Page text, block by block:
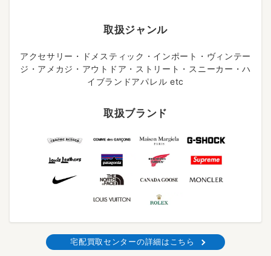
取扱ジャンル
アクセサリー・ドメスティック・インポート・ヴィンテー
ジ・アメカジ・アウトドア・ストリート・スニーカー・ハ
イブランドアパレル etc
取扱ブランド
宅配買取センターの詳細はこちら